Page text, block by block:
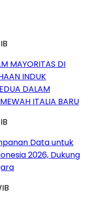
MAYORITAS DI
INDUK
DALAM
ITALIA BARU
Data untuk
2026, Dukung